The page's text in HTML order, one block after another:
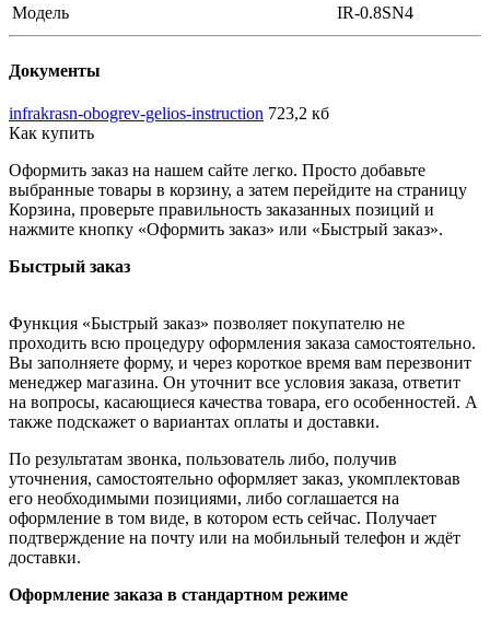
Модель
IR-0.8SN4
Документы
infrakrasn-obogrev-gelios-instruction 723,2 кб
Как купить
Оформить заказ на нашем сайте легко. Просто добавьте
выбранные товары в корзину, а затем перейдите на страницу
Корзина, проверьте правильность заказанных позиций и
нажмите кнопку «Оформить заказ» или «Быстрый заказ».
Быстрый заказ
Функция «Быстрый заказ» позволяет покупателю не
проходить всю процедуру оформления заказа самостоятельно.
Вы заполняете форму, и через короткое время вам перезвонит
менеджер магазина. Он уточнит все условия заказа, ответит
на вопросы, касающиеся качества товара, его особенностей. А
также подскажет о вариантах оплаты и доставки.
По результатам звонка, пользователь либо, получив
уточнения, самостоятельно оформляет заказ, укомплектовав
его необходимыми позициями, либо соглашается на
оформление в том виде, в котором есть сейчас. Получает
подтверждение на почту или на мобильный телефон и ждёт
доставки.
Оформление заказа в стандартном режиме